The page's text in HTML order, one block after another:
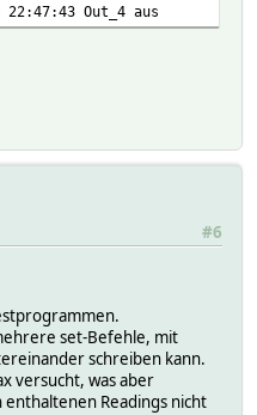
Out_4 aus
#6
set-Befehle, mit
schreiben kann.
versucht, was aber
Readings nicht